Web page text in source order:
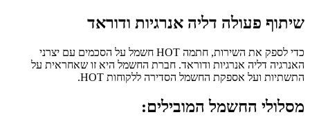
שיתוף פעולה דליה אנרגיות ודוראד
כדי לספק את השירות, חתמה HOT חשמל על הסכמים עם יצרני
האנרגיה דליה אנרגיות ודוראד. חברת החשמל היא זו שאחראית על
התשתיות ועל אספקת החשמל הסדירה ללקוחות HOT.
מסלולי החשמל המובילים: